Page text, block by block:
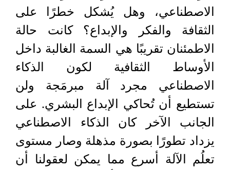
الاصطناعي، وهل يُشكل خطرًا على
الثقافة والفكر والإبداع؟ كانت حالة
الاطمئنان تقريبًا هي السمة الغالبة داخل
الأوساط الثقافية لكون الذكاء
الاصطناعي مجرد آلة مبرمَجة ولن
تستطيع أن تُحاكي الإبداع البشري. على
الجانب الآخر كان الذكاء الاصطناعي
يزداد تطورًا بصورة مذهلة وصار مستوى
تعلُم الآلة أسرع مما يمكن لعقولنا أن